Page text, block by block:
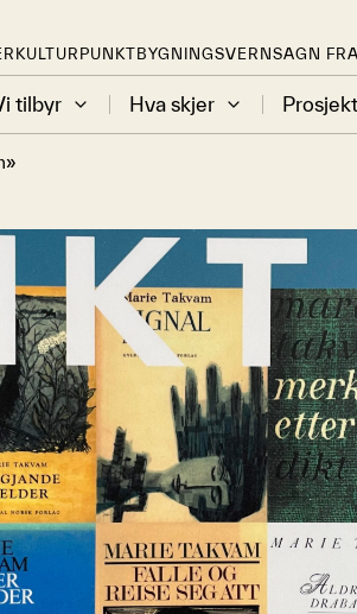
tilbyr Hva skjer
KULTURPUNKT BYGNINGSVERNSAGN